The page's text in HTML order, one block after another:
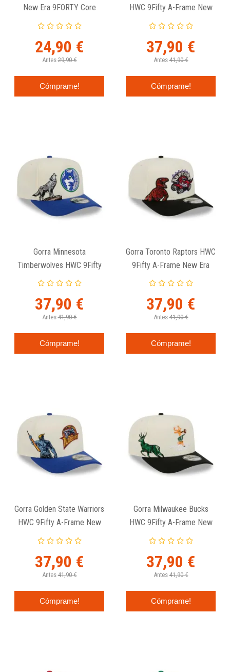
New Era 9FORTY Core
24,90 €
Antes 29,90 €
Cómprame!
HWC 9Fifty A-Frame New
Era
37,90 €
Antes 41,90 €
Cómprame!
Gorra Minnesota
Timberwolves HWC 9Fifty
A-Frame New Era
37,90 €
Antes 41,90 €
Cómprame!
Gorra Toronto Raptors HWC
9Fifty A-Frame New Era
37,90 €
Antes 41,90 €
Cómprame!
Gorra Golden State Warriors
HWC 9Fifty A-Frame New
Era
37,90 €
Antes 41,90 €
Cómprame!
Gorra Milwaukee Bucks
HWC 9Fifty A-Frame New
Era
37,90 €
Antes 41,90 €
Cómprame!